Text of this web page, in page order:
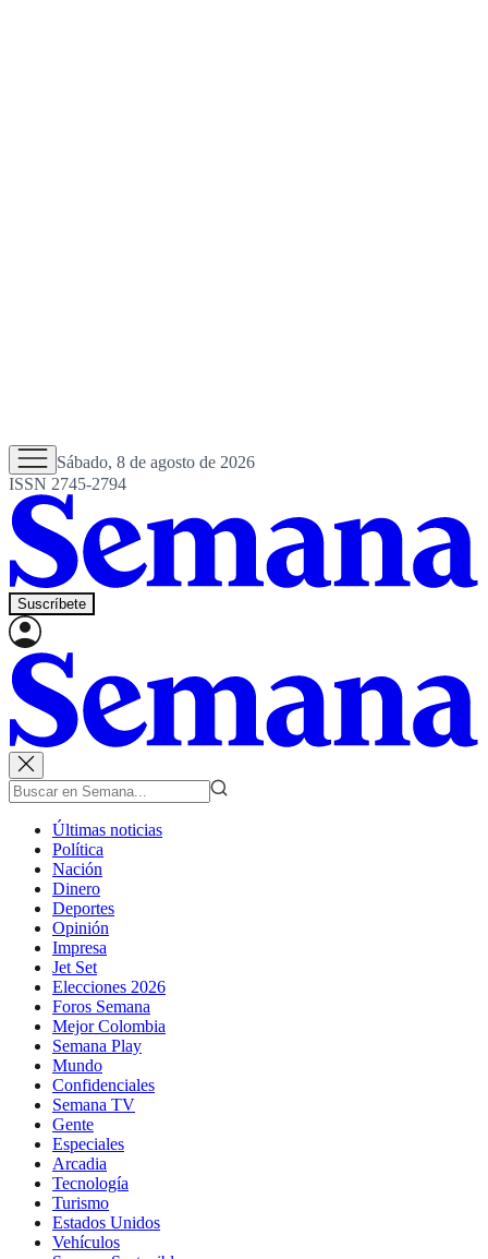
Sábado, 8 de agosto de 2026
ISSN 2745-2794
Suscríbete
Últimas noticias
Política
Nación
Dinero
Deportes
Opinión
Impresa
Jet Set
Elecciones 2026
Foros Semana
Mejor Colombia
Semana Play
Mundo
Confidenciales
Semana TV
Gente
Especiales
Arcadia
Tecnología
Turismo
Estados Unidos
Vehículos